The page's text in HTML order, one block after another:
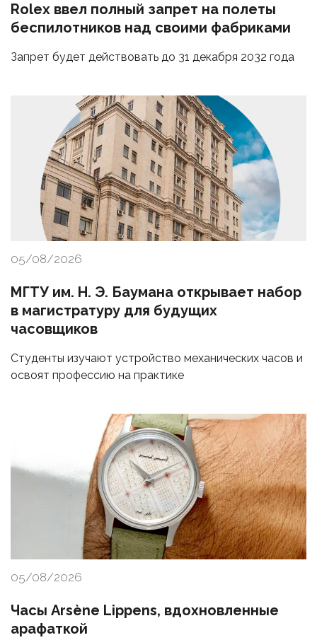
Rolex ввел полный запрет на полеты
беспилотников над своими фабриками
Запрет будет действовать до 31 декабря 2032 года
05/08/2026
МГТУ им. Н. Э. Баумана открывает набор
в магистратуру для будущих
часовщиков
Студенты изучают устройство механических часов и
освоят профессию на практике
05/08/2026
Часы Arsène Lippens, вдохновленные
арафаткой